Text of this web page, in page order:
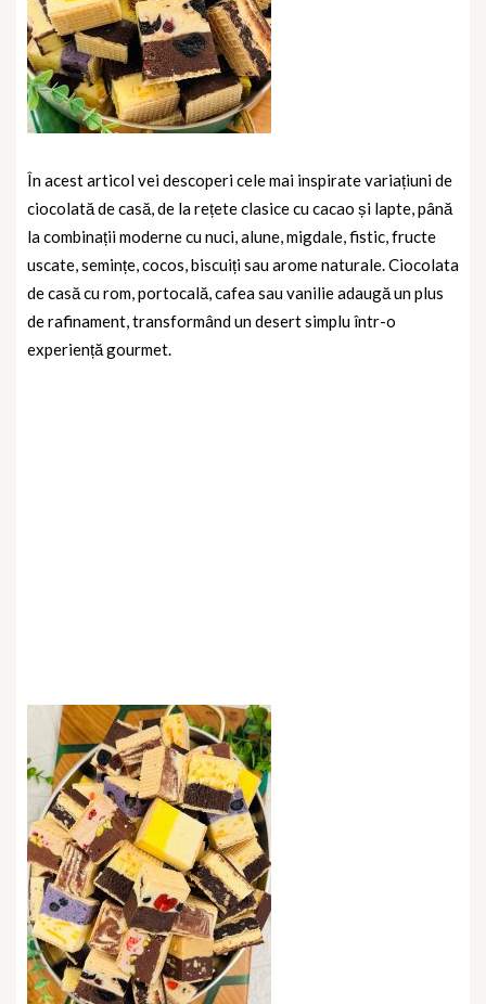
În acest articol vei descoperi cele mai inspirate variațiuni de
ciocolată de casă, de la rețete clasice cu cacao și lapte, până
la combinații moderne cu nuci, alune, migdale, fistic, fructe
uscate, semințe, cocos, biscuiți sau arome naturale. Ciocolata
de casă cu rom, portocală, cafea sau vanilie adaugă un plus
de rafinament, transformând un desert simplu într-o
experiență gourmet.